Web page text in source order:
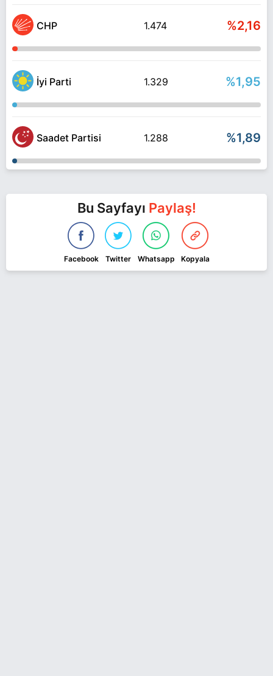
CHP 1.474 %2,16
İyi Parti 1.329 %1,95
Saadet Partisi 1.288 %1,89
Bu Sayfayı Paylaş!
Facebook Twitter Whatsapp Kopyala